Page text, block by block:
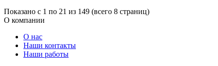
Показано с 1 по 21 из 149 (всего 8 страниц)
О компании
О нас
Наши контакты
Наши работы